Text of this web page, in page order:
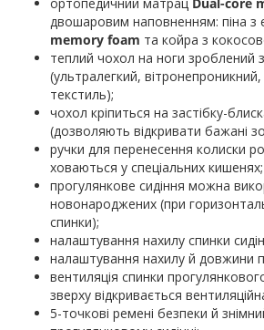
двошаровим наповненням: піна з
memory foam та койра з
теплий чохол на ноги зроблений
(ультралегкий,
текстиль);
чохол кріпиться на застібку-
(дозволяють відкривати бажані
ручки для перенесення колиски
ховаються у спеціальних кишенях;
прогулянкове сидіння можна
новонароджених (при
спинки);
налаштування нахилу спинки
налаштування нахилу й довжини
вентиляція спинки
зверху відкривається
5-точкові ремені безпеки й